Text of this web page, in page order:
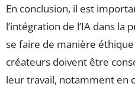
En conclusion, il est
l’intégration de l’IA dans
se faire de manière
créateurs doivent être
leur travail, notamment en